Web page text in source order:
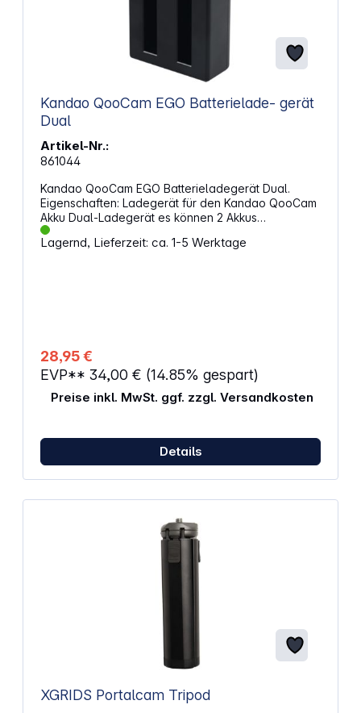
Kandao QooCam EGO Batterielade- gerät
Dual
Artikel-Nr.:
861044
Kandao QooCam EGO Batterieladegerät Dual.
Eigenschaften: Ladegerät für den Kandao QooCam
Akku Dual-Ladegerät es können 2 Akkus
gleichzeitig geladen werden Anschluss: USB-C
Eingangsspannung: 5V / 2A Farbe: schwarz
Lagernd, Lieferzeit: ca. 1-5 Werktage
28,95 €
EVP** 34,00 € (14.85% gespart)
Preise inkl. MwSt. ggf. zzgl. Versandkosten
Details
XGRIDS Portalcam Tripod